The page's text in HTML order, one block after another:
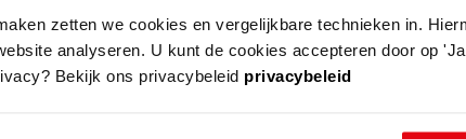
zetten we cookies en vergelijkbare technieken in.
analyseren. U kunt de cookies accepteren door op
Bekijk ons privacybeleid privacybeleid